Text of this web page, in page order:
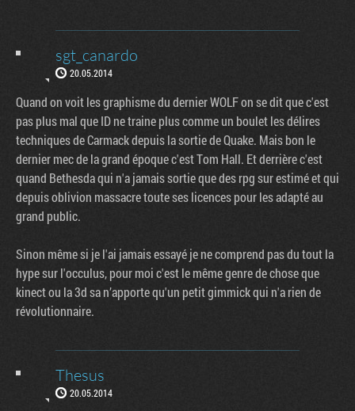
sgt_canardo
20.05.2014
Quand on voit les graphisme du dernier WOLF on se dit que c'est
pas plus mal que ID ne traine plus comme un boulet les délires
techniques de Carmack depuis la sortie de Quake. Mais bon le
dernier mec de la grand époque c'est Tom Hall. Et derrière c'est
quand Bethesda qui n'a jamais sortie que des rpg sur estimé et qui
depuis oblivion massacre toute ses licences pour les adapté au
grand public.
Sinon même si je l'ai jamais essayé je ne comprend pas du tout la
hype sur l'occulus, pour moi c'est le même genre de chose que
kinect ou la 3d sa n’apporte qu'un petit gimmick qui n'a rien de
révolutionnaire.
Thesus
20.05.2014